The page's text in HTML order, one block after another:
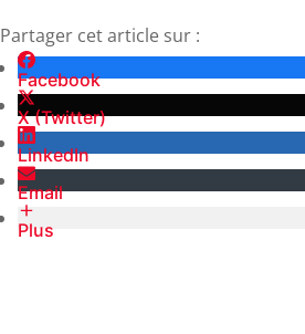
Partager cet article sur :
Facebook
X (Twitter)
LinkedIn
Email
Plus